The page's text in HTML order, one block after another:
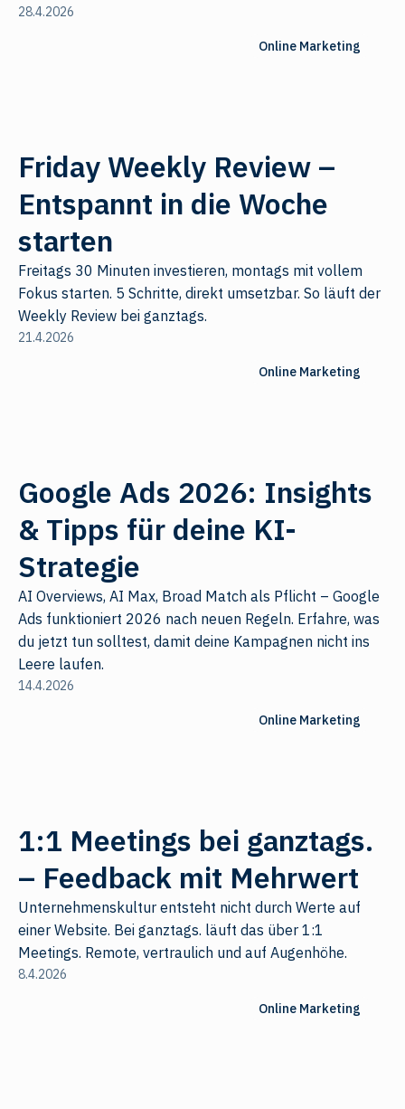
28.4.2026
Online Marketing
Friday Weekly Review –
Entspannt in die Woche
starten
Freitags 30 Minuten investieren, montags mit vollem
Fokus starten. 5 Schritte, direkt umsetzbar. So läuft der
Weekly Review bei ganztags.
21.4.2026
Online Marketing
Google Ads 2026: Insights
& Tipps für deine KI-
Strategie
AI Overviews, AI Max, Broad Match als Pflicht – Google
Ads funktioniert 2026 nach neuen Regeln. Erfahre, was
du jetzt tun solltest, damit deine Kampagnen nicht ins
Leere laufen.
14.4.2026
Online Marketing
1:1 Meetings bei ganztags.
– Feedback mit Mehrwert
Unternehmenskultur entsteht nicht durch Werte auf
einer Website. Bei ganztags. läuft das über 1:1
Meetings. Remote, vertraulich und auf Augenhöhe.
8.4.2026
Online Marketing